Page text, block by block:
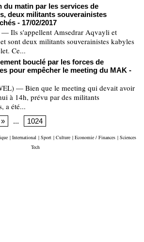
du matin par les services de
deux militants souverainistes
- 17/02/2017
Ils s'appellent Amsedrar Aqvayli et
sont deux militants souverainistes kabyles
Ce...
bouclé par les forces de
pour empêcher le meeting du MAK -
— Bien que le meeting qui devait avoir
à 14h, prévu par des militants
a été...
» ... 1024
| International | Sport | Culture | Economie / Finances | Sciences
Tech